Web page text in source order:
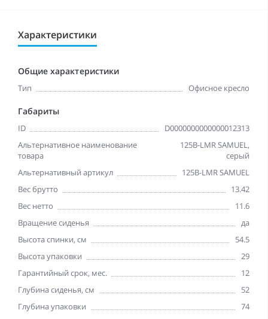
Характеристики
Общие характеристики
Тип Офисное кресло
Габариты
ID
D0000000000000012313
Альтернативное наименование
товара
125B-LMR SAMUEL,
серый
Альтернативный артикул
125B-LMR SAMUEL
Вес брутто
13.42
Вес нетто
11.6
Вращение сиденья
да
Высота спинки, см
54.5
Высота упаковки
29
Гарантийный срок, мес.
12
Глубина сиденья, см
52
Глубина упаковки
74